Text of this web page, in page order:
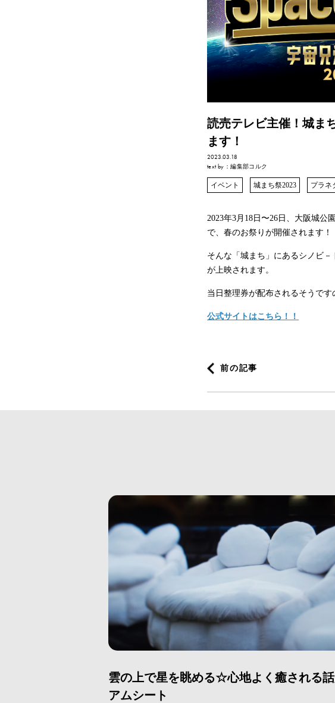
読売テレビ主催！城ま
ます！
2023.03.18
text by ：編集部コルク
イベント 城まち祭2023 プラネ
2023年3月18日〜26日、大阪城公
で、春のお祭りが開催されます！
そんな「城まち」にあるシノビ
が上映されます。
当日整理券が配布されるそうで
公式サイトはこちら！！
前の記事
雲の上で星を眺める☆心地よく癒される話
アムシート